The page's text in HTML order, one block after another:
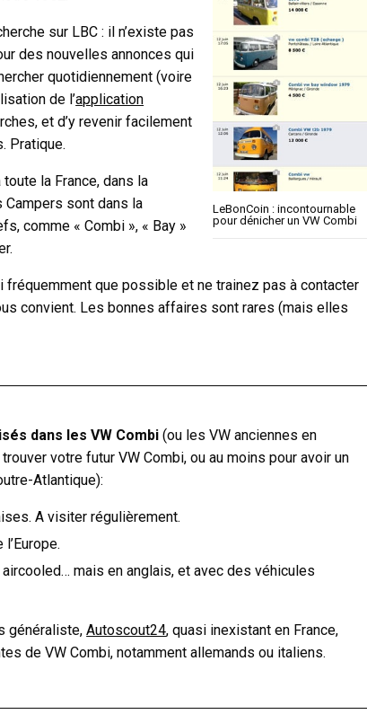
LeBonCoin : incontournable
pour dénicher un VW Combi
sur LBC : il n’existe pas
des nouvelles annonces qui
quotidiennement (voire
de l’application
et d’y revenir facilement
Pratique.
toute la France, dans la
Campers sont dans la
comme « Combi », « Bay »
que possible et ne trainez pas à contacter
convient. Les bonnes affaires sont rares (mais elles
dans les VW Combi (ou les VW anciennes en
votre futur VW Combi, ou au moins pour avoir un
Atlantique):
A visiter régulièrement.
mais en anglais, et avec des véhicules
généraliste,Autoscout24, quasi inexistant en France,
de VW Combi, notamment allemands ou italiens.